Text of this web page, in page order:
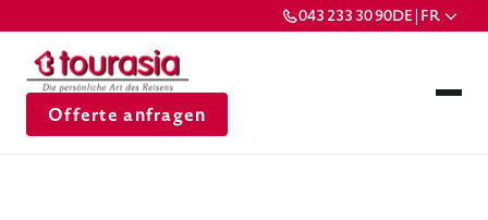
043 233 30 90DE | FR
Offerte anfragen